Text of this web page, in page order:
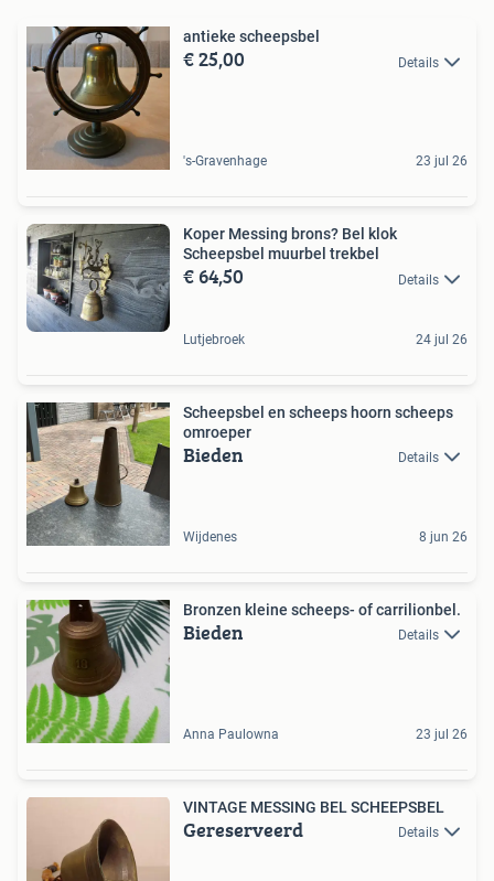
antieke scheepsbel
€ 25,00 Details
's-Gravenhage 23 jul 26
Koper Messing brons? Bel klok
Scheepsbel muurbel trekbel
€ 64,50 Details
Lutjebroek 24 jul 26
Scheepsbel en scheeps hoorn scheeps
omroeper
Bieden Details
Wijdenes 8 jun 26
Bronzen kleine scheeps- of carrilionbel.
Bieden Details
Anna Paulowna 23 jul 26
VINTAGE MESSING BEL SCHEEPSBEL
Gereserveerd Details